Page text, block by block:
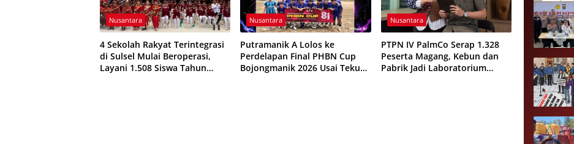
Nusantara
4 Sekolah Rakyat Terintegrasi
di Sulsel Mulai Beroperasi,
Layani 1.508 Siswa Tahun
Nusantara
Putramanik A Lolos ke
Perdelapan Final PHBN Cup
Bojongmanik 2026 Usai Tekuk
Nusantara
PTPN IV PalmCo Serap 1.328
Peserta Magang, Kebun dan
Pabrik Jadi Laboratorium